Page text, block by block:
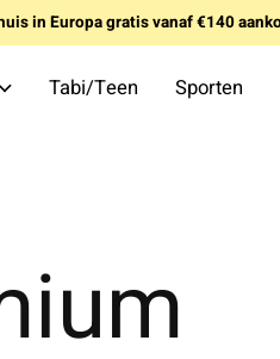
in Europa gratis vanaf €140
Tabi/Teen Sporten